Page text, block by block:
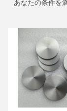
あなたの条件を